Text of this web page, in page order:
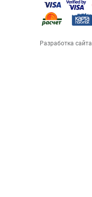
Разработка сайта